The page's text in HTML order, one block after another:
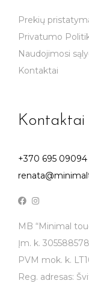
Prekių
Privatumo
Naudojimosi
Kontaktai
Kontaktai
+370 695 09094
MB “Minimal
Įm. k. 305588578
PVM mok. k.
Reg. adresas: